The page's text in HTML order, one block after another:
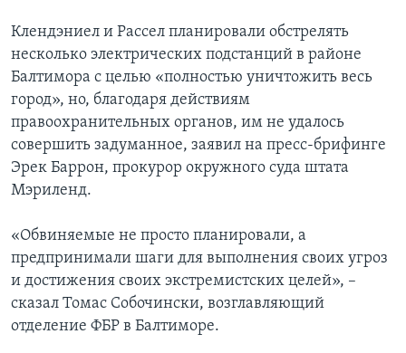
Клендэниел и Рассел планировали обстрелять
несколько электрических подстанций в районе
Балтимора с целью «полностью уничтожить весь
город», но, благодаря действиям
правоохранительных органов, им не удалось
совершить задуманное, заявил на пресс-брифинге
Эрек Баррон, прокурор окружного суда штата
Мэриленд.
«Обвиняемые не просто планировали, а
предпринимали шаги для выполнения своих угроз
и достижения своих экстремистских целей», –
сказал Томас Собочински, возглавляющий
отделение ФБР в Балтиморе.